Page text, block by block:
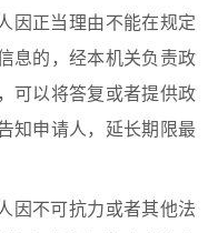
因正当理由不能在规定
息的，经本机关负责政
可以将答复或者提供政
知申请人，延长期限最
因不可抗力或者其他法